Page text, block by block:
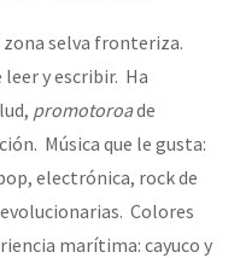
selva fronteriza.
y escribir. Ha
promotoroade
Música que le gusta:
electrónica, rock de
Colores
marítima: cayuco y